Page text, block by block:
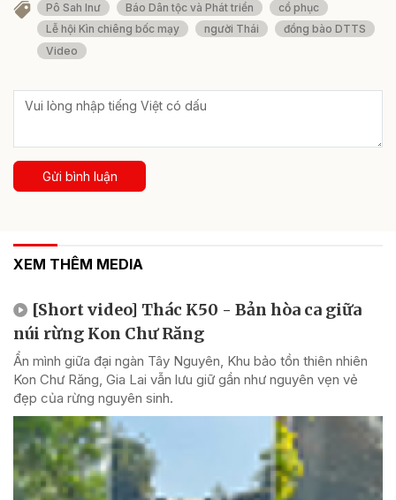
Pô Sah Inư Báo Dân tộc và Phát triển
cổ phục
Lễ hội Kìn chiêng bốc mạy
người Thái
đồng bào DTTS
Video
Gửi bình luận
XEM THÊM MEDIA
[Short video] Thác K50 - Bản hòa ca giữa
núi rừng Kon Chư Răng
Ẩn mình giữa đại ngàn Tây Nguyên, Khu bảo tồn thiên nhiên
Kon Chư Răng, Gia Lai vẫn lưu giữ gần như nguyên vẹn vẻ
đẹp của rừng nguyên sinh.